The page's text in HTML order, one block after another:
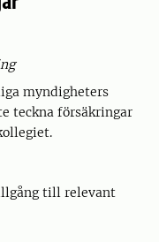
myndigheters
teckna försäkringar
till relevant